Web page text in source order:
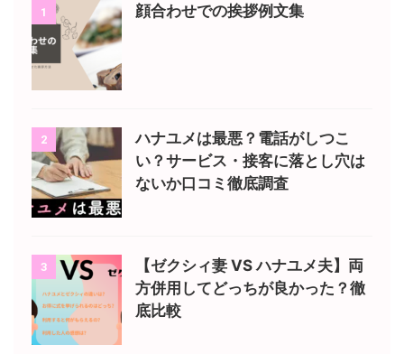
1 顔合わせでの挨拶例文集
2
ハナユメは最悪？電話がしつこ
い？サービス・接客に落とし穴は
ないか口コミ徹底調査
3
【ゼクシィ妻 VS ハナユメ夫】両
方併用してどっちが良かった？徹
底比較